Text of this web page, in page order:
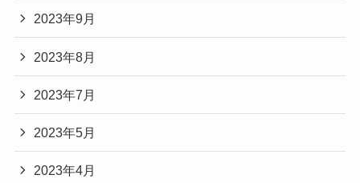
2023年9月
2023年8月
2023年7月
2023年5月
2023年4月